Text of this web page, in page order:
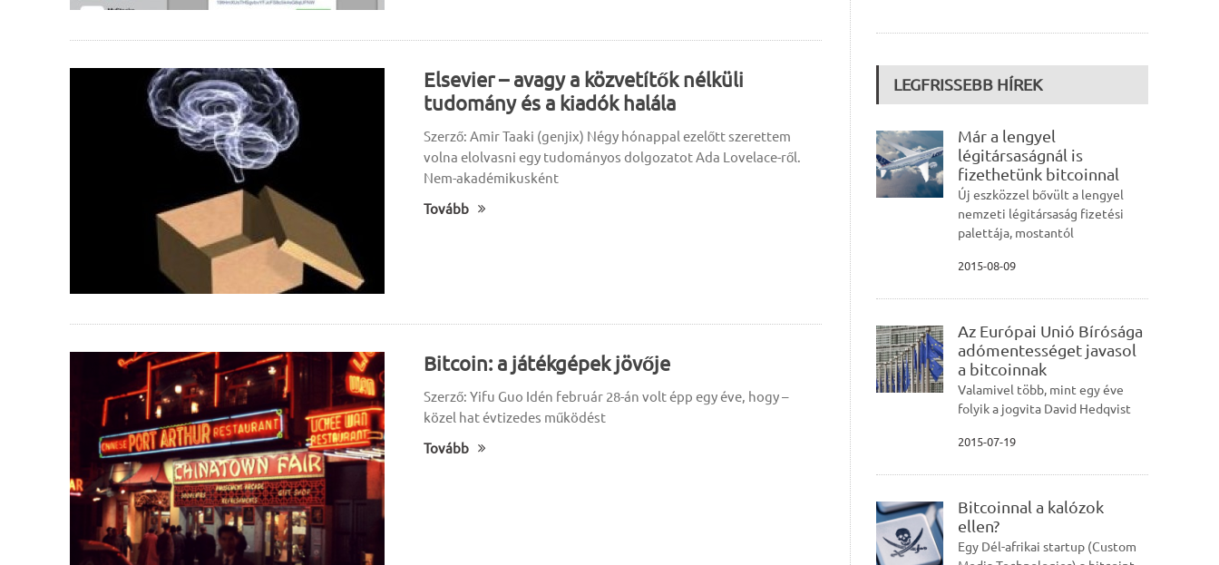
Elsevier – avagy a közvetítők nélküli
tudomány és a kiadók halála
Szerző: Amir Taaki (genjix) Négy hónappal ezelőtt szerettem
volna elolvasni egy tudományos dolgozatot Ada Lovelace-ről.
Nem-akadémikusként
Tovább
Bitcoin: a játékgépek jövője
Szerző: Yifu Guo Idén február 28-án volt épp egy éve, hogy –
közel hat évtizedes működést
Tovább
LEGFRISSEBB HÍREK
Már a lengyel
légitársaságnál is
fizethetünk bitcoinnal
Új eszközzel bővült a lengyel
nemzeti légitársaság fizetési
palettája, mostantól
2015-08-09
Az Európai Unió Bírósága
adómentességet javasol
a bitcoinnak
Valamivel több, mint egy éve
folyik a jogvita David Hedqvist
2015-07-19
Bitcoinnal a kalózok
ellen?
Egy Dél-afrikai startup (Custom